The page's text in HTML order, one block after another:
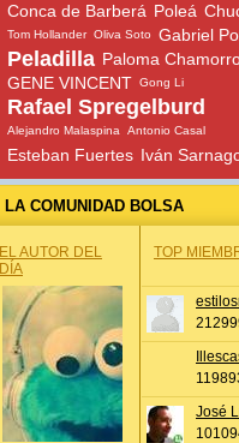
Conca de Barberá Poleá
Tom Hollander Oliva Soto Gabriel
Peladilla Paloma
GENE VINCENT Gong Li
Rafael Spregelburd
Alejandro Malaspina Antonio Casal
Esteban Fuertes Iván
LA COMUNIDAD BOLSA
EL AUTOR DEL
DÍA
TOP
José